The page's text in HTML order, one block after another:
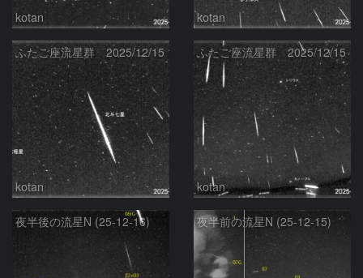
kotan kotan
ふたご座流星群 2025/12/15
kotan
ふたご座流星群 2025/12/15
kotan
夜半後の流星N (25-12-16) 夜半前の流星N (25-12-15)